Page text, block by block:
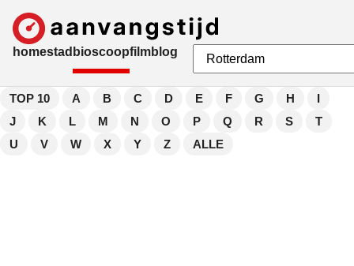
homestad bioscoopfilmblog
TOP 10 A B C D E F G H
I
J
K L M N O P Q R S
T
U
V W X Y Z ALLE